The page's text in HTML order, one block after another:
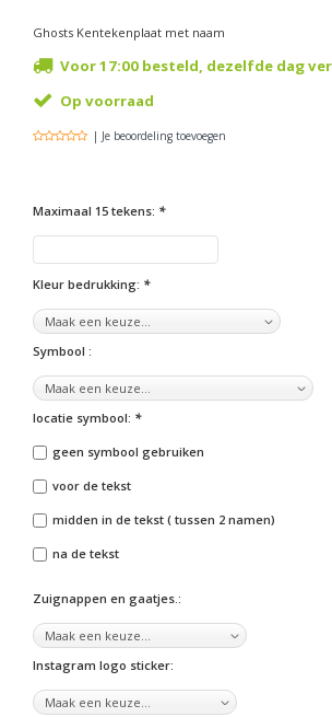
Ghosts Kentekenplaat met naam
Voor 17:00 besteld, dezelfde dag
Op voorraad
| Je beoordeling toevoegen
Maximaal 15 tekens: *
Kleur bedrukking: *
Symbool :
locatie symbool: *
geen symbool gebruiken
voor de tekst
midden in de tekst ( tussen 2 namen)
na de tekst
Zuignappen en gaatjes.:
Instagram logo sticker: